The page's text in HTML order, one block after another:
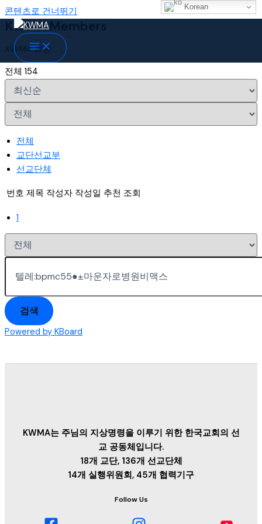
콘텐츠로 건너뛰기
KWMA Members
KWMA 회원
전체 154
전체
교단선교부
선교단체
번호 제목 작성자 작성일 추천 조회
1
검색
Powered by KBoard
KWMA는 주님의 지상명령을 이루기 위한 한국교회의 선
교 공동체입니다.
18개 교단, 136개 선교단체
14개 실행위원회, 45개 협력기구
Follow Us
Korean